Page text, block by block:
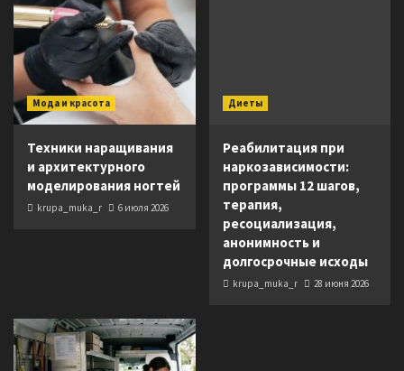
Мода и красота
Техники наращивания
и архитектурного
моделирования ногтей
krupa_muka_r 6 июля 2026
Диеты
Реабилитация при
наркозависимости:
программы 12 шагов,
терапия,
ресоциализация,
анонимность и
долгосрочные исходы
krupa_muka_r 28 июня 2026